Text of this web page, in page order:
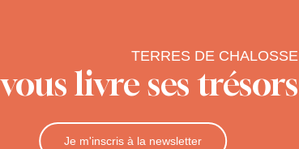
TERRES DE CHALOSSE
vous livre ses trésors
Je m'inscris à la newsletter